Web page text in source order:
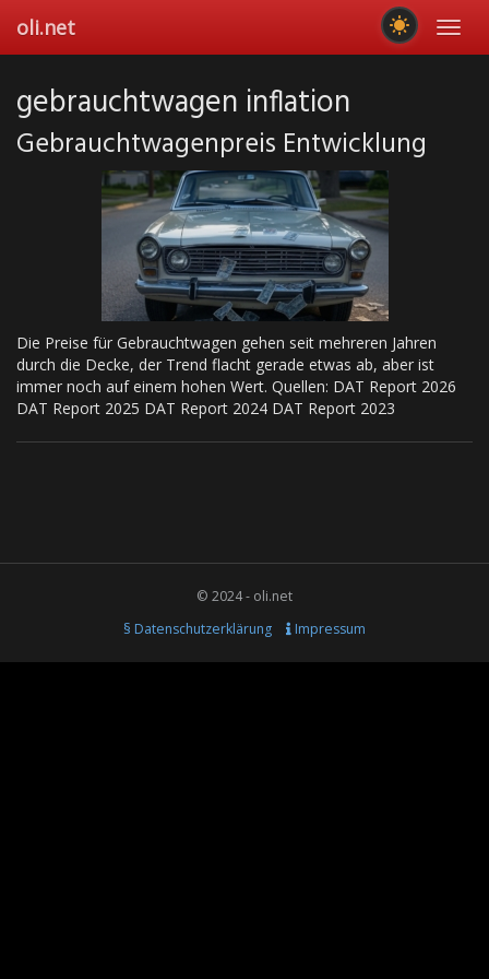
main
oli.net
gebrauchtwagen inflation
Gebrauchtwagenpreis Entwicklung
Die Preise für Gebrauchtwagen gehen seit mehreren Jahren
durch die Decke, der Trend flacht gerade etwas ab, aber ist
immer noch auf einem hohen Wert. Quellen: DAT Report 2026
DAT Report 2025 DAT Report 2024 DAT Report 2023
© 2024 - oli.net
§ Datenschutzerklärung
Impressum